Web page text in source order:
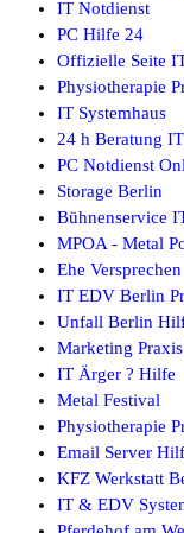
IT Notdienst
PC Hilfe 24
Offizielle Seite
Physiotherapie
IT Systemhaus
24 h Beratung IT
PC Notdienst
Storage Berlin
Bühnenservice
MPOA - Metal
Ehe Versprechen
IT EDV Berlin
Unfall Berlin
Marketing
IT Ärger ? Hilfe
Metal Festival
Physiotherapie
Email Server
KFZ Werkstatt
IT & EDV